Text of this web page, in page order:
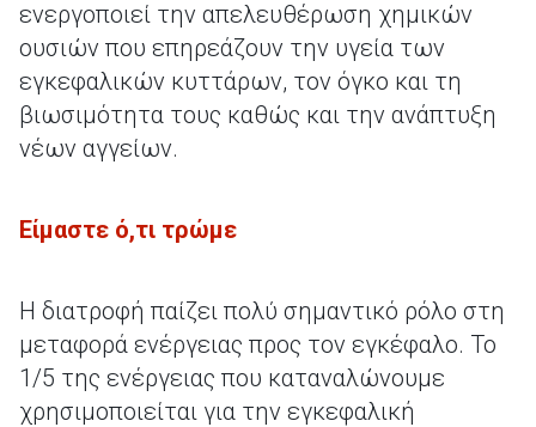
ενεργοποιεί την απελευθέρωση χημικών
ουσιών που επηρεάζουν την υγεία των
εγκεφαλικών κυττάρων, τον όγκο και τη
βιωσιμότητα τους καθώς και την ανάπτυξη
νέων αγγείων.
Είμαστε ό,τι τρώμε
Η διατροφή παίζει πολύ σημαντικό ρόλο στη
μεταφορά ενέργειας προς τον εγκέφαλο. Το
1/5 της ενέργειας που καταναλώνουμε
χρησιμοποιείται για την εγκεφαλική